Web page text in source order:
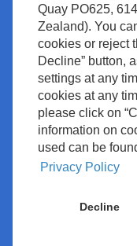
Quay PO625,
Zealand). You
cookies or reject
Decline” button,
settings at any
cookies at any
please click on
information on
used can be
Privacy Policy
Decline
© 2024 Nihon